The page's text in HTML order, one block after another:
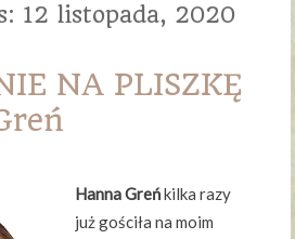
12 listopada, 2020
NA PLISZKĘ
Hanna Greńkilka razy
już gościła na moim